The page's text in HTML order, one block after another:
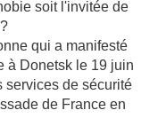
soit l'invitée de
qui a manifesté
à Donetsk le 19 juin
services de sécurité
de France en